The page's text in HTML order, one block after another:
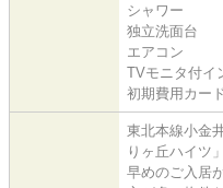
シャワー
独立洗面台
エアコン
TVモニタ付イ
初期費用カー
東北本線小金
りヶ丘ハイツ
早めのご入居